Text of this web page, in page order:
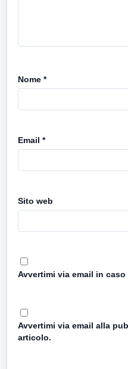
Nome *
Email *
Sito web
Avvertimi via email in
Avvertimi via email alla
articolo.